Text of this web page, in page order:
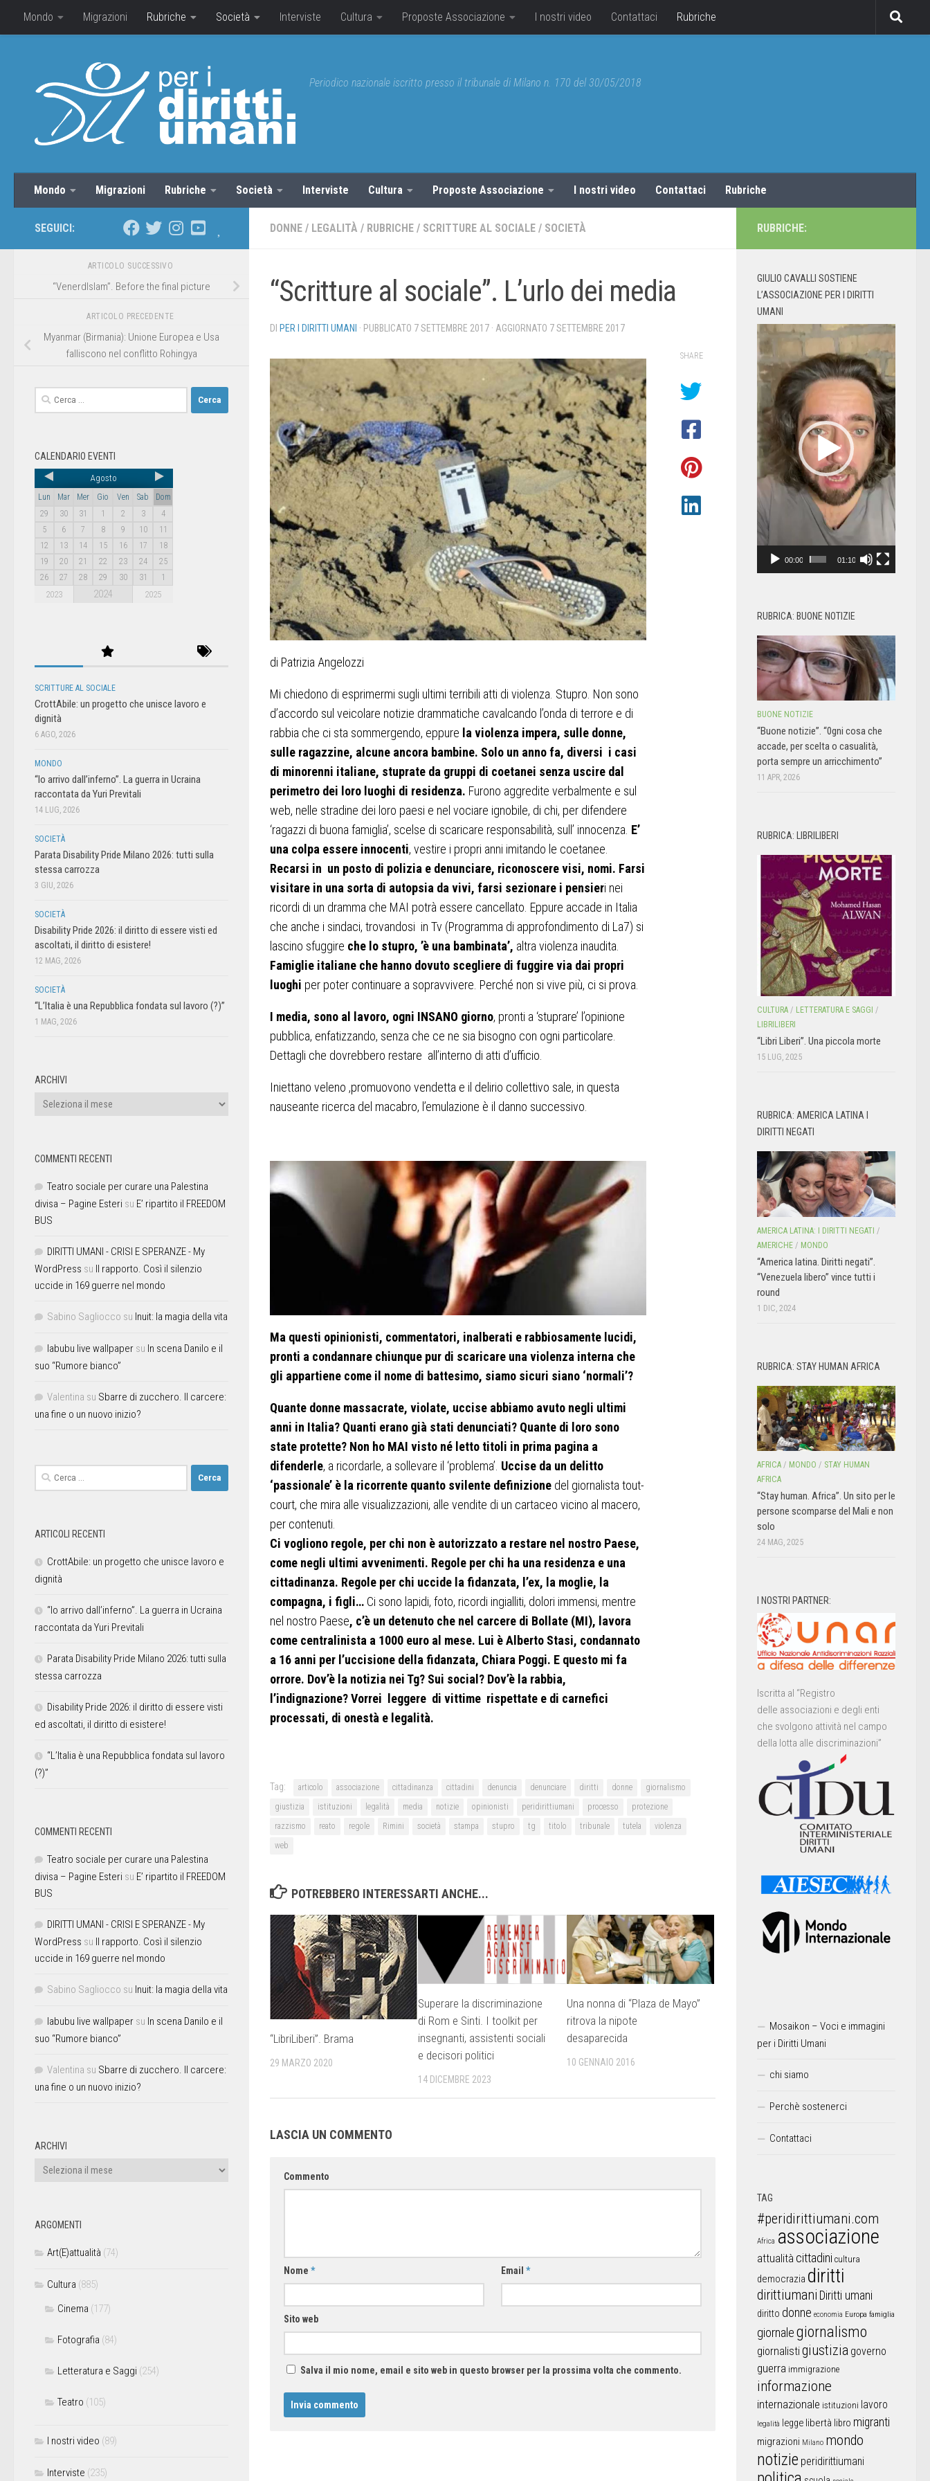
Mondo Migrazioni Rubriche Società Interviste Cultura Proposte Associazione I nostri video Contattaci Rubriche
Periodico nazionale iscritto presso il tribunale di Milano n. 170 del 30/05/2018
Mondo Migrazioni Rubriche Società Interviste Cultura Proposte Associazione I nostri video Contattaci Rubriche
DONNE / LEGALITÀ / RUBRICHE / SCRITTURE AL SOCIALE / SOCIETÀ
“Scritture al sociale”. L’urlo dei media
DI PER I DIRITTI UMANI · PUBBLICATO 7 SETTEMBRE 2017 · AGGIORNATO 7 SETTEMBRE 2017
di Patrizia Angelozzi
Mi chiedono di esprimermi sugli ultimi terribili atti di violenza. Stupro. Non sono
d’accordo sul veicolare notizie drammatiche cavalcando l’onda di terrore e di
rabbia che ci sta sommergendo, eppure la violenza impera, sulle donne,
sulle ragazzine, alcune ancora bambine. Solo un anno fa, diversi i casi
di minorenni italiane, stuprate da gruppi di coetanei senza uscire dal
perimetro dei loro luoghi di residenza. Furono aggredite verbalmente e sul
web, nelle stradine dei loro paesi e nel vociare ignobile, di chi, per difendere
‘ragazzi di buona famiglia’, scelse di scaricare responsabilità, sull’ innocenza. E’
una colpa essere innocenti, vestire i propri anni imitando le coetanee.
Recarsi in un posto di polizia e denunciare, riconoscere visi, nomi. Farsi
visitare in una sorta di autopsia da vivi, farsi sezionare i pensieri nei
ricordi di un dramma che MAI potrà essere cancellato. Eppure accade in Italia
che anche i sindaci, trovandosi in Tv (Programma di approfondimento di La7) si
lascino sfuggire che lo stupro, ’è una bambinata’, altra violenza inaudita.
Famiglie italiane che hanno dovuto scegliere di fuggire via dai propri
luoghi per poter continuare a sopravvivere. Perché non si vive più, ci si prova.
I media, sono al lavoro, ogni INSANO giorno, pronti a ‘stuprare’ l’opinione
pubblica, enfatizzando, senza che ce ne sia bisogno con ogni particolare.
Dettagli che dovrebbero restare all’interno di atti d’ufficio.
Iniettano veleno ,promuovono vendetta e il delirio collettivo sale, in questa
nauseante ricerca del macabro, l’emulazione è il danno successivo.
Ma questi opinionisti, commentatori, inalberati e rabbiosamente lucidi,
pronti a condannare chiunque pur di scaricare una violenza interna che
gli appartiene come il nome di battesimo, siamo sicuri siano ‘normali’?
Quante donne massacrate, violate, uccise abbiamo avuto negli ultimi
anni in Italia? Quanti erano già stati denunciati? Quante di loro sono
state protette? Non ho MAI visto né letto titoli in prima pagina a
difenderle, a ricordarle, a sollevare il ‘problema’. Uccise da un delitto
‘passionale’ è la ricorrente quanto svilente definizione del giornalista tout-
court, che mira alle visualizzazioni, alle vendite di un cartaceo vicino al macero,
per contenuti.
Ci vogliono regole, per chi non è autorizzato a restare nel nostro Paese,
come negli ultimi avvenimenti. Regole per chi ha una residenza e una
cittadinanza. Regole per chi uccide la fidanzata, l’ex, la moglie, la
compagna, i figli… Ci sono lapidi, foto, ricordi ingialliti, dolori immensi, mentre
nel nostro Paese, c’è un detenuto che nel carcere di Bollate (MI), lavora
come centralinista a 1000 euro al mese. Lui è Alberto Stasi, condannato
a 16 anni per l’uccisione della fidanzata, Chiara Poggi. E questo mi fa
orrore. Dov’è la notizia nei Tg? Sui social? Dov’è la rabbia,
l’indignazione? Vorrei leggere di vittime rispettate e di carnefici
processati, di onestà e legalità.
SHARE
Tag: articolo associazione cittadinanza cittadini denuncia denunciare diritti donne
giornalismo
giustizia
istituzioni legalità media notizie opinionisti peridirittiumani processo
protezione
razzismo
reato regole Rimini società stampa stupro tg titolo tribunale tutela
violenza
web
POTREBBERO INTERESSARTI ANCHE...
“LibriLiberi”. Brama
29 MARZO 2020
Superare la discriminazione
di Rom e Sinti. I toolkit per
insegnanti, assistenti sociali
e decisori politici
14 DICEMBRE 2023
Una nonna di “Plaza de Mayo”
ritrova la nipote
desaparecida
10 GENNAIO 2016
LASCIA UN COMMENTO
Commento
Nome * Email*
Sito web
Salva il mio nome, email e sito web in questo browser per la prossima volta che commento.
SEGUICI:
ARTICOLO SUCCESSIVO
“VenerdIslam”. Before the final picture
ARTICOLO PRECEDENTE
Myanmar (Birmania): Unione Europea e Usa
falliscono nel conflitto Rohingya
CALENDARIO EVENTI
Agosto
Lun Mar Mer Gio Ven Sab
Dom
29
30 31 1 2 3
4
5
6 7 8 9 10
11
12
13 14 15 16 17
18
19
20 21 22 23 24
25
26
27 28 29 30 31 1
2023 2024 2025
SCRITTURE AL SOCIALE
CrottAbile: un progetto che unisce lavoro e
dignità
6 AGO, 2026
MONDO
“Io arrivo dall’inferno”. La guerra in Ucraina
raccontata da Yuri Previtali
14 LUG, 2026
SOCIETÀ
Parata Disability Pride Milano 2026: tutti sulla
stessa carrozza
3 GIU, 2026
SOCIETÀ
Disability Pride 2026: il diritto di essere visti ed
ascoltati, il diritto di esistere!
12 MAG, 2026
SOCIETÀ
“L’Italia è una Repubblica fondata sul lavoro (?)”
1 MAG, 2026
ARCHIVI
COMMENTI RECENTI
Teatro sociale per curare una Palestina
divisa – Pagine Esteri su E’ ripartito il FREEDOM
BUS
DIRITTI UMANI - CRISI E SPERANZE - My
WordPress su Il rapporto. Così il silenzio
uccide in 169 guerre nel mondo
Sabino Sagliocco su Inuit: la magia della vita
labubu live wallpaper su In scena Danilo e il
suo “Rumore bianco”
Valentina su Sbarre di zucchero. Il carcere:
una fine o un nuovo inizio?
ARTICOLI RECENTI
CrottAbile: un progetto che unisce lavoro e
dignità
“Io arrivo dall’inferno”. La guerra in Ucraina
raccontata da Yuri Previtali
Parata Disability Pride Milano 2026: tutti sulla
stessa carrozza
Disability Pride 2026: il diritto di essere visti
ed ascoltati, il diritto di esistere!
“L’Italia è una Repubblica fondata sul lavoro
(?)”
COMMENTI RECENTI
Teatro sociale per curare una Palestina
divisa – Pagine Esteri su E’ ripartito il FREEDOM
BUS
DIRITTI UMANI - CRISI E SPERANZE - My
WordPress su Il rapporto. Così il silenzio
uccide in 169 guerre nel mondo
Sabino Sagliocco su Inuit: la magia della vita
labubu live wallpaper su In scena Danilo e il
suo “Rumore bianco”
Valentina su Sbarre di zucchero. Il carcere:
una fine o un nuovo inizio?
ARCHIVI
ARGOMENTI
Art(E)attualità (74)
Cultura (885)
Cinema (177)
Fotografia (84)
Letteratura e Saggi (254)
Teatro (105)
I nostri video (89)
Interviste (235)
RUBRICHE:
GIULIO CAVALLI SOSTIENE
L’ASSOCIAZIONE PER I DIRITTI
UMANI
Video
Player
00:00 01:10
RUBRICA: BUONE NOTIZIE
BUONE NOTIZIE
“Buone notizie”. “0gni cosa che
accade, per scelta o casualità,
porta sempre un arricchimento”
11 APR, 2026
RUBRICA: LIBRILIBERI
CULTURA / LETTERATURA E SAGGI /
LIBRILIBERI
“Libri Liberi”. Una piccola morte
15 LUG, 2025
RUBRICA: AMERICA LATINA I
DIRITTI NEGATI
AMERICA LATINA: I DIRITTI NEGATI /
AMERICHE / MONDO
“America latina. Diritti negati”.
“Venezuela libero” vince tutti i
round
1 DIC, 2024
RUBRICA: STAY HUMAN AFRICA
AFRICA / MONDO / STAY HUMAN
AFRICA
“Stay human. Africa”. Un sito per le
persone scomparse del Mali e non
solo
24 MAG, 2025
I NOSTRI PARTNER:
Iscritta al “Registro
delle associazioni e degli enti
che svolgono attività nel campo
della lotta alle discriminazioni”
Mosaikon – Voci e immagini
per i Diritti Umani
chi siamo
Perchè sostenerci
Contattaci
TAG
#peridirittiumani.com
Africa associazione
attualità cittadini cultura
democrazia diritti
dirittiumani Diritti umani
diritto donne economia Europa famiglia
giornalegiornalismo
giornalistigiustizia governo
guerra immigrazione
informazione
internazionale istituzioni lavoro
legalità legge libertà libro migranti
migrazioni Milano mondo
notizie peridirittiumani